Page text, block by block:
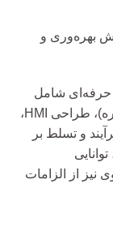
بهره‌وری و
حرفه‌ای شامل
برنامه‌نویسی PLC (زیمنس، اشنایدر، دلتا و غیره)، طراحی HMI،
و تسلط بر
نیز از الزامات